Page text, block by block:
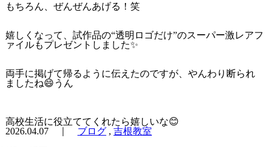
もちろん、ぜんぜんあげる！笑
嬉しくなって、試作品の“透明ロゴだけ”のスーパー激レアフ
ァイルもプレゼントしました✨
両手に掲げて帰るように伝えたのですが、やんわり断られ
ましたね😄うん
高校生活に役立ててくれたら嬉しいな😊
2026.04.07 ｜ ブログ, 吉根教室